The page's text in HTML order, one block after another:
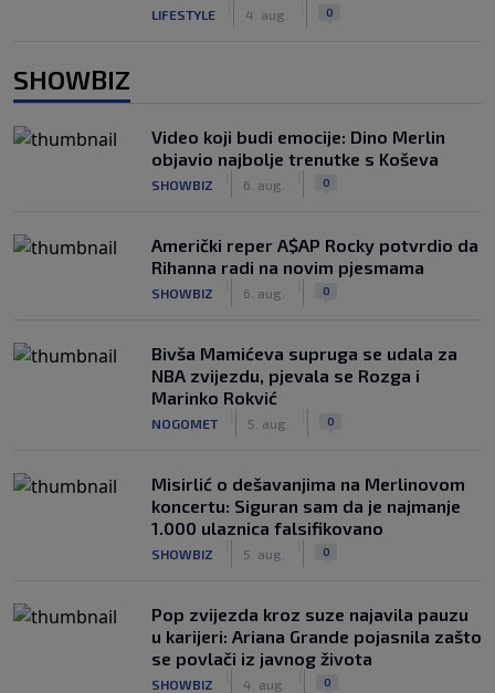
LIFESTYLE 4. aug. 0
SHOWBIZ
Video koji budi emocije: Dino Merlin
objavio najbolje trenutke s Koševa
SHOWBIZ 6. aug. 0
Američki reper A$AP Rocky potvrdio da
Rihanna radi na novim pjesmama
SHOWBIZ 6. aug. 0
Bivša Mamićeva supruga se udala za
NBA zvijezdu, pjevala se Rozga i
Marinko Rokvić
NOGOMET 5. aug. 0
Misirlić o dešavanjima na Merlinovom
koncertu: Siguran sam da je najmanje
1.000 ulaznica falsifikovano
SHOWBIZ 5. aug. 0
Pop zvijezda kroz suze najavila pauzu
u karijeri: Ariana Grande pojasnila zašto
se povlači iz javnog života
SHOWBIZ 4. aug. 0